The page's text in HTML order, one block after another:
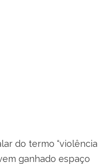
do termo “violência
ganhado espaço